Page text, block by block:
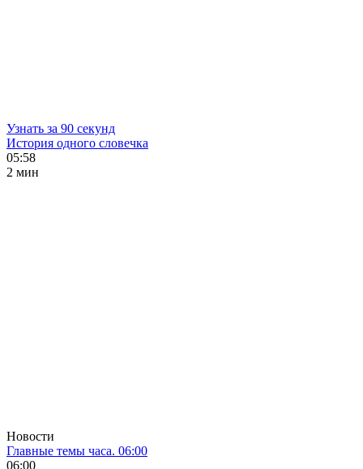
Узнать за 90 секунд
История одного словечка
05:58
2 мин
Новости
Главные темы часа. 06:00
06:00